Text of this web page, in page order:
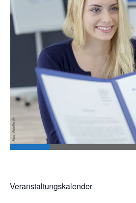
Veranstaltungskalender